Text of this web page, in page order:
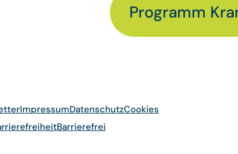
Programm
ImpressumDatenschutzCookies
Barrierefrei